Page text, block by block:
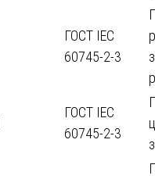
ГОСТ IEC
60745-2-3
ГОСТ IEC
60745-2-3